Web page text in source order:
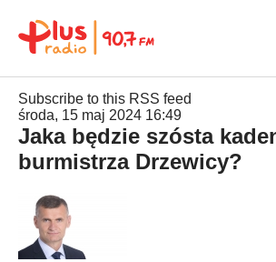
Subscribe to this RSS feed
środa, 15 maj 2024 16:49
Jaka będzie szósta
burmistrza Drzewicy?